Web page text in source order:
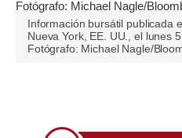
Pregunta de hoy
Blogs
Información bursátil publicada
Nueva York, EE. UU., el lunes
Fotógrafo: Michael Nagle/